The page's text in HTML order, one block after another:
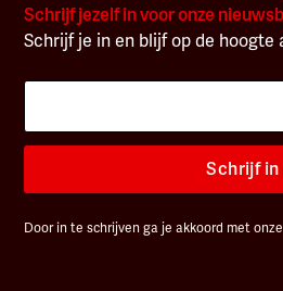
Schrijf jezelf in voor onze
Schrijf je in en blijf op de hoogte
Schrijf in
Door in te schrijven ga je akkoord met